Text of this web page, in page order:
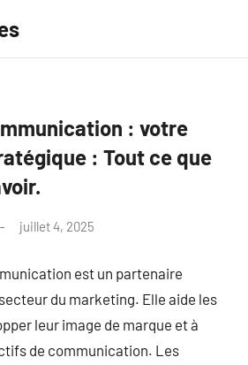
: votre
: Tout ce que
juillet 4, 2025
est un partenaire
du marketing. Elle aide les
leur image de marque et à
de communication. Les